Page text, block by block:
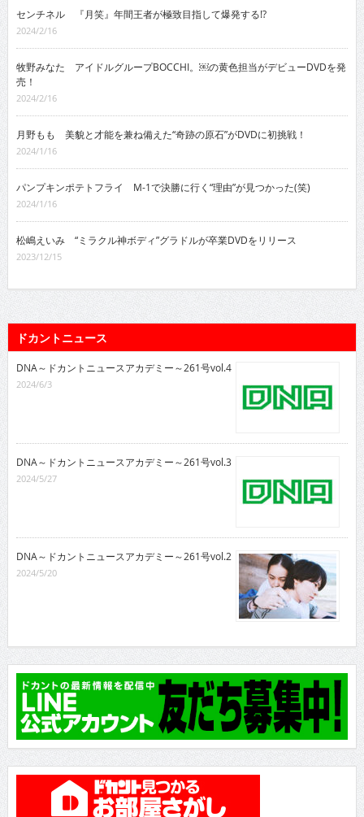
センチネル 『月笑』年間王者が極致目指して爆発する!?
2024/2/16
牧野みなた アイドルグループBOCCHI。￼の黄色担当がデビューDVDを発
売！
2024/2/16
月野もも 美貌と才能を兼ね備えた“奇跡の原石”がDVDに初挑戦！
2024/1/16
パンプキンポテトフライ M-1で決勝に行く“理由”が見つかった(笑)
2024/1/16
松嶋えいみ “ミラクル神ボディ”グラドルが卒業DVDをリリース
2023/12/15
ドカントニュース
DNA～ドカントニュースアカデミー～261号vol.4
2024/6/3
DNA～ドカントニュースアカデミー～261号vol.3
2024/5/27
DNA～ドカントニュースアカデミー～261号vol.2
2024/5/20